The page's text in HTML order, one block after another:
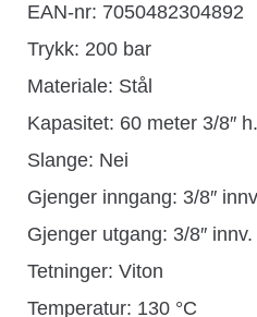
EAN-nr: 7050482304892
Trykk: 200 bar
Materiale: Stål
Kapasitet: 60 meter 3/8″
Slange: Nei
Gjenger inngang: 3/8″
Gjenger utgang: 3/8″
Tetninger: Viton
Temperatur: 130 °C